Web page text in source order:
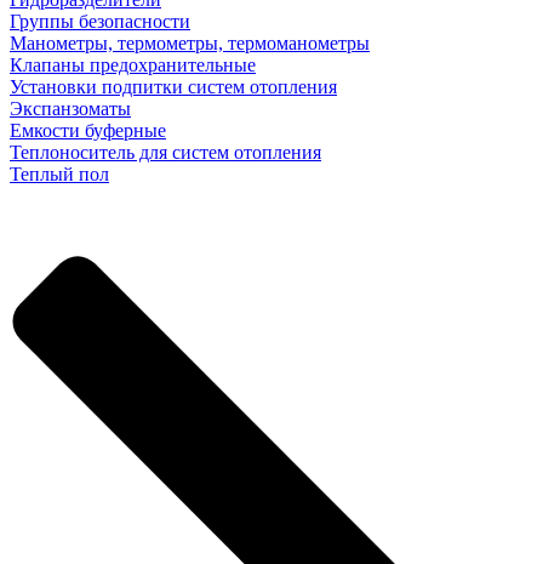
Группы безопасности
Манометры, термометры, термоманометры
Клапаны предохранительные
Установки подпитки систем отопления
Экспанзоматы
Емкости буферные
Теплоноситель для систем отопления
Теплый пол